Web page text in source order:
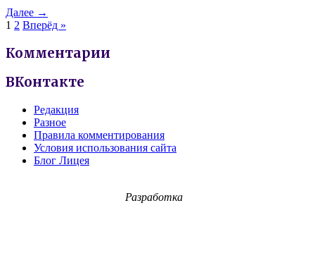
Далее →
1 2 Вперёд »
Комментарии
ВКонтакте
Редакция
Разное
Правила комментирования
Условия использования сайта
Блог Лицея
Разработка